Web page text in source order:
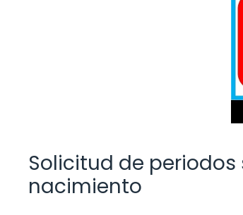
Solicitud de
nacimiento